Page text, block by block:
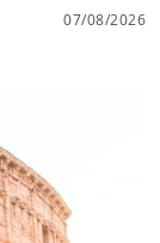
07/08/2026